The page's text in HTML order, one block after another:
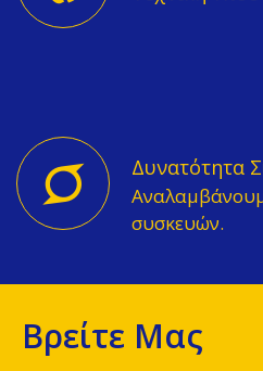
Δυνατότητα
συσκευών.
Βρείτε Μας